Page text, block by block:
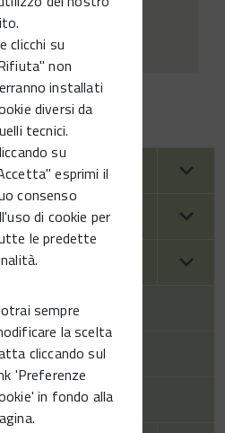
clicchi su
non
installati
diversi da
tecnici.
su
esprimi il
consenso
di cookie per
le predette
sempre
la scelta
cliccando sul
'Preferenze
in fondo alla
Veneto